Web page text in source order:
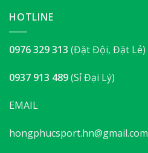
HOTLINE
0976 329 313 (Đặt Đội, Đặt Lẻ)
0937 913 489(Sỉ Đại Lý)
EMAIL
hongphucsport.hn@gmail.com